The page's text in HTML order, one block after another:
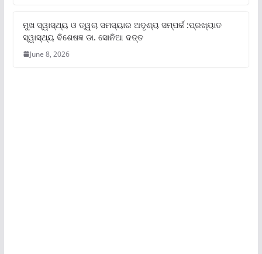
ମୁଖ ସ୍ୱାସ୍ଥ୍ୟ ଓ ତ୍ୱଚା ସମସ୍ୟାର ଅଦୃଶ୍ୟ ସମ୍ପର୍କ :ପ୍ରଖ୍ୟାତ
ସ୍ୱାସ୍ଥ୍ୟ ବିଶେଷଜ୍ଞ ଡା. ସୋନିଆ ଦତ୍ତ
June 8, 2026